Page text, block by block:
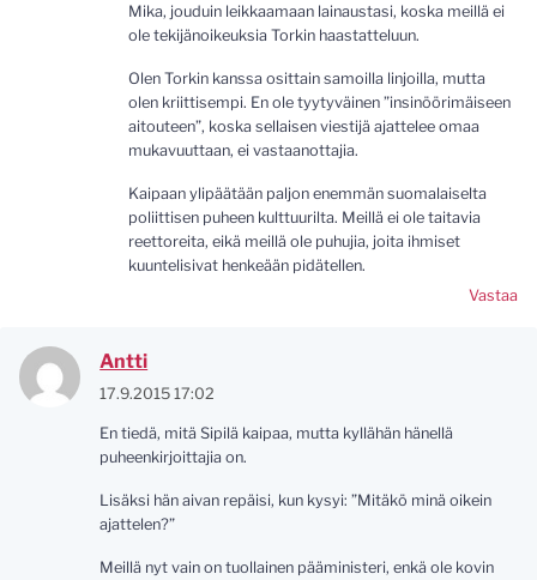
Mika, jouduin leikkaamaan lainaustasi, koska meillä ei
ole tekijänoikeuksia Torkin haastatteluun.
Olen Torkin kanssa osittain samoilla linjoilla, mutta
olen kriittisempi. En ole tyytyväinen ”insinöörimäiseen
aitouteen”, koska sellaisen viestijä ajattelee omaa
mukavuuttaan, ei vastaanottajia.
Kaipaan ylipäätään paljon enemmän suomalaiselta
poliittisen puheen kulttuurilta. Meillä ei ole taitavia
reettoreita, eikä meillä ole puhujia, joita ihmiset
kuuntelisivat henkeään pidätellen.
Vastaa
Antti
17.9.2015 17:02
En tiedä, mitä Sipilä kaipaa, mutta kyllähän hänellä
puheenkirjoittajia on.
Lisäksi hän aivan repäisi, kun kysyi: ”Mitäkö minä oikein
ajattelen?”
Meillä nyt vain on tuollainen pääministeri, enkä ole kovin